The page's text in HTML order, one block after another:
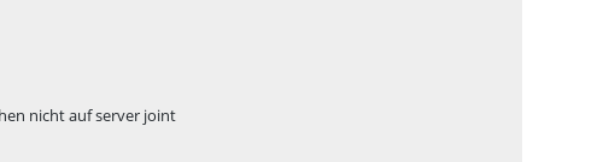
nicht auf server joint